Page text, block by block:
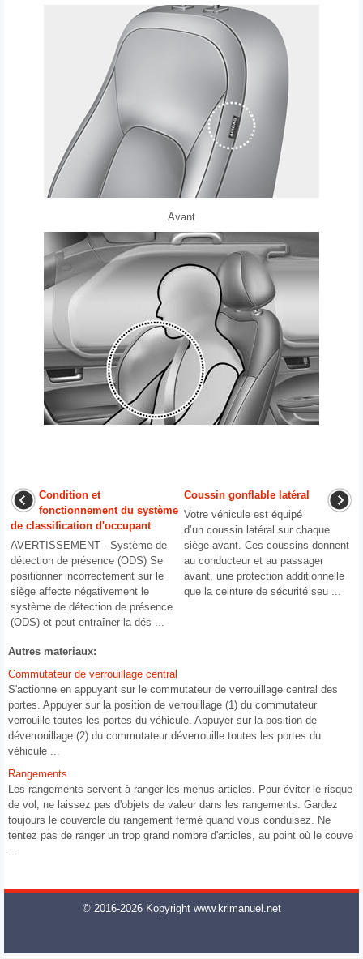
Avant
Condition et
fonctionnement du système
de classification d'occupant
AVERTISSEMENT - Système de
détection de présence (ODS) Se
positionner incorrectement sur le
siège affecte négativement le
système de détection de présence
(ODS) et peut entraîner la dés ...
Coussin gonflable latéral
Votre véhicule est équipé
d’un coussin latéral sur chaque
siège avant. Ces coussins donnent
au conducteur et au passager
avant, une protection additionnelle
que la ceinture de sécurité seu ...
Autres materiaux:
Commutateur de verrouillage central
S'actionne en appuyant sur le commutateur de verrouillage central des
portes. Appuyer sur la position de verrouillage (1) du commutateur
verrouille toutes les portes du véhicule. Appuyer sur la position de
déverrouillage (2) du commutateur déverrouille toutes les portes du
véhicule ...
Rangements
Les rangements servent à ranger les menus articles. Pour éviter le risque
de vol, ne laissez pas d'objets de valeur dans les rangements. Gardez
toujours le couvercle du rangement fermé quand vous conduisez. Ne
tentez pas de ranger un trop grand nombre d'articles, au point où le couve
...
© 2016-2026 Kopyright www.krimanuel.net